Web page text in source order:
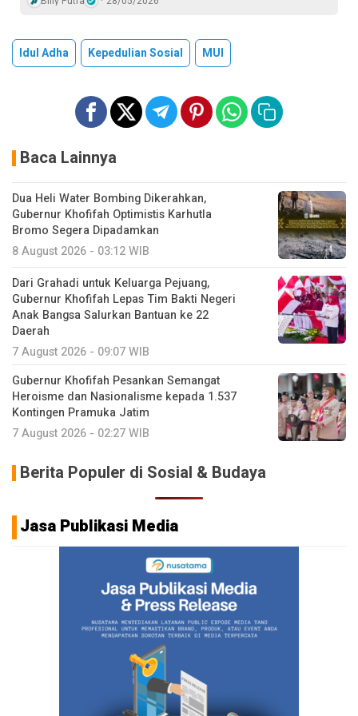
Idul Adha Kepedulian Sosial MUI
Baca Lainnya
Dua Heli Water Bombing Dikerahkan,
Gubernur Khofifah Optimistis Karhutla
Bromo Segera Dipadamkan
8 August 2026 - 03:12 WIB
Dari Grahadi untuk Keluarga Pejuang,
Gubernur Khofifah Lepas Tim Bakti Negeri
Anak Bangsa Salurkan Bantuan ke 22
Daerah
7 August 2026 - 09:07 WIB
Gubernur Khofifah Pesankan Semangat
Heroisme dan Nasionalisme kepada 1.537
Kontingen Pramuka Jatim
7 August 2026 - 02:27 WIB
Berita Populer di Sosial & Budaya
Jasa Publikasi Media